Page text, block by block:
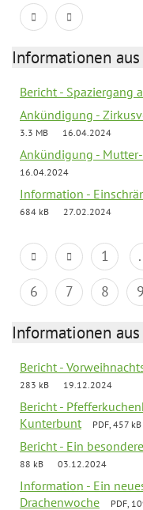
Informationen
Bericht - Spaziergang
Ankündigung -
3.3 MB
16.04.2024
Ankündigung -
16.04.2024
Information -
684 kB
27.02.2024
1
6
7 8 9
Informationen
Bericht -
283 kB
19.12.2024
Bericht -
Kunterbunt
PDF, 457 kB
Bericht - Ein
88 kB
03.12.2024
Information - Ein
Drachenwoche
PDF,